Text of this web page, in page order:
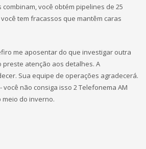
você obtém pipelines de 25
tem fracassos que mantêm caras
me aposentar do que investigar outra
atenção aos detalhes. A
Sua equipe de operações agradecerá.
você não consiga isso 2 Telefonema AM
do inverno.